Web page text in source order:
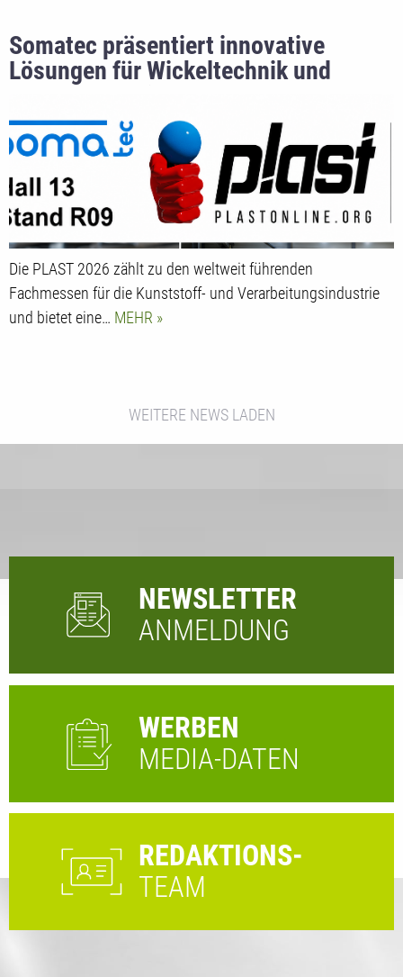
Somatec präsentiert innovative
Lösungen für Wickeltechnik und
2026
Die PLAST 2026 zählt zu den weltweit führenden
Fachmessen für die Kunststoff- und Verarbeitungsindustrie
und bietet eine… MEHR
WEITERE NEWS LADEN
NEWSLETTER
ANMELDUNG
WERBEN
MEDIA-DATEN
REDAKTIONS-
TEAM